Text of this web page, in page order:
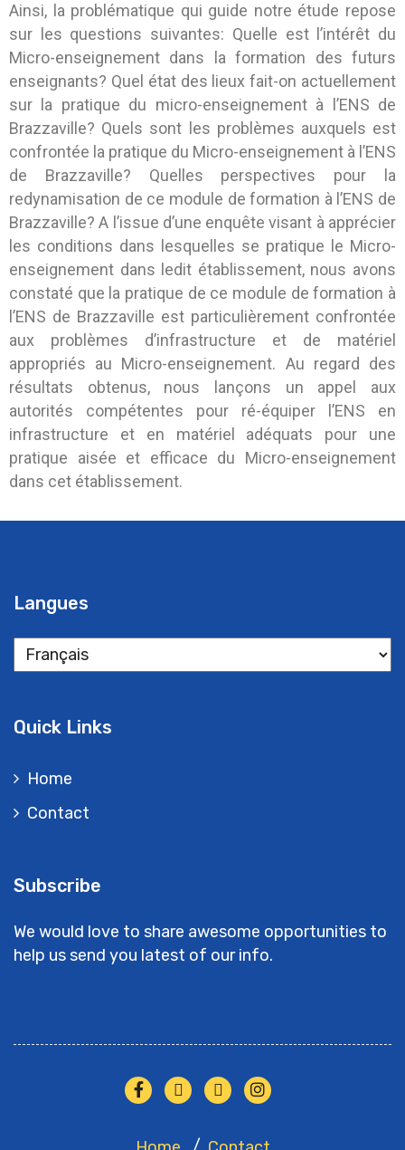
Ainsi, la problématique qui guide notre étude repose
sur les questions suivantes: Quelle est l’intérêt du
Micro-enseignement dans la formation des futurs
enseignants? Quel état des lieux fait-on actuellement
sur la pratique du micro-enseignement à l’ENS de
Brazzaville? Quels sont les problèmes auxquels est
confrontée la pratique du Micro-enseignement à l’ENS
de Brazzaville? Quelles perspectives pour la
redynamisation de ce module de formation à l’ENS de
Brazzaville? A l’issue d’une enquête visant à apprécier
les conditions dans lesquelles se pratique le Micro-
enseignement dans ledit établissement, nous avons
constaté que la pratique de ce module de formation à
l’ENS de Brazzaville est particulièrement confrontée
aux problèmes d’infrastructure et de matériel
appropriés au Micro-enseignement. Au regard des
résultats obtenus, nous lançons un appel aux
autorités compétentes pour ré-équiper l’ENS en
infrastructure et en matériel adéquats pour une
pratique aisée et efficace du Micro-enseignement
dans cet établissement.
Langues
Quick Links
Home
Contact
Subscribe
We would love to share awesome opportunities to
help us send you latest of our info.